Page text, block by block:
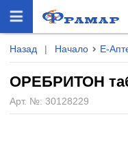
Назад | Начало Е-
ОРЕБРИТОН
Арт. №: 30128229